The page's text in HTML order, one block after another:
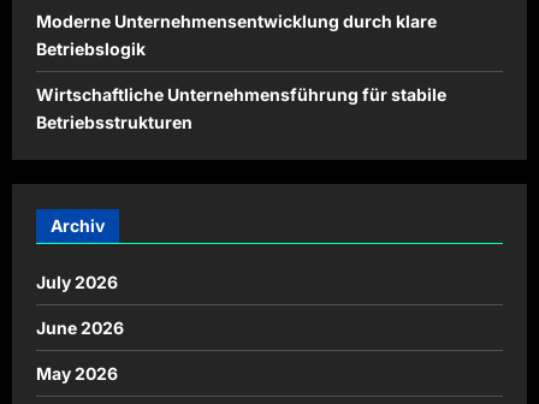
Moderne Unternehmensentwicklung durch klare
Betriebslogik
Wirtschaftliche Unternehmensführung für stabile
Betriebsstrukturen
Archiv
July 2026
June 2026
May 2026